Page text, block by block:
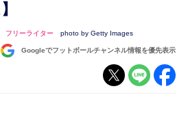
フリーライター photo by Getty Images
Googleでフットボールチャンネル情報を優先表示